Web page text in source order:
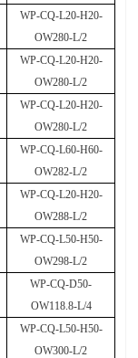
WP-CQ-L20-H20-
OW280-L/2
WP-CQ-L20-H20-
OW280-L/2
WP-CQ-L20-H20-
OW280-L/2
WP-CQ-L60-H60-
OW282-L/2
WP-CQ-L20-H20-
OW288-L/2
WP-CQ-L50-H50-
OW298-L/2
WP-CQ-D50-
OW118.8-L/4
WP-CQ-L50-H50-
OW300-L/2